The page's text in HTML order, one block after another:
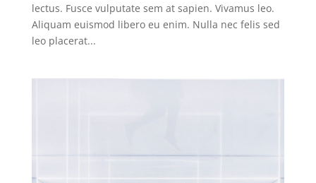
lectus. Fusce vulputate sem at sapien. Vivamus leo.
Aliquam euismod libero eu enim. Nulla nec felis sed
leo placerat...